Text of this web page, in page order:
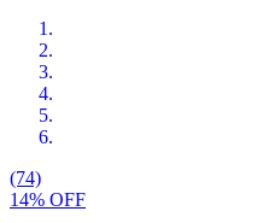
(74)
14% OFF